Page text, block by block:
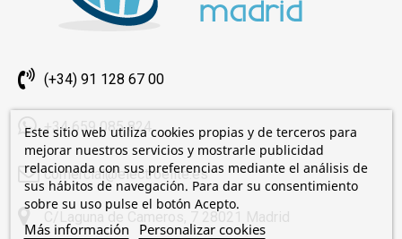
(+34) 91 128 67 00
+34 659 085 824
comercial@electroelite.es
C/Laguna de Cameros, 7 28021 Madrid
Este sitio web utiliza cookies propias y de terceros para
mejorar nuestros servicios y mostrarle publicidad
relacionada con sus preferencias mediante el análisis de
sus hábitos de navegación. Para dar su consentimiento
sobre su uso pulse el botón Acepto.
Más información Personalizar cookies